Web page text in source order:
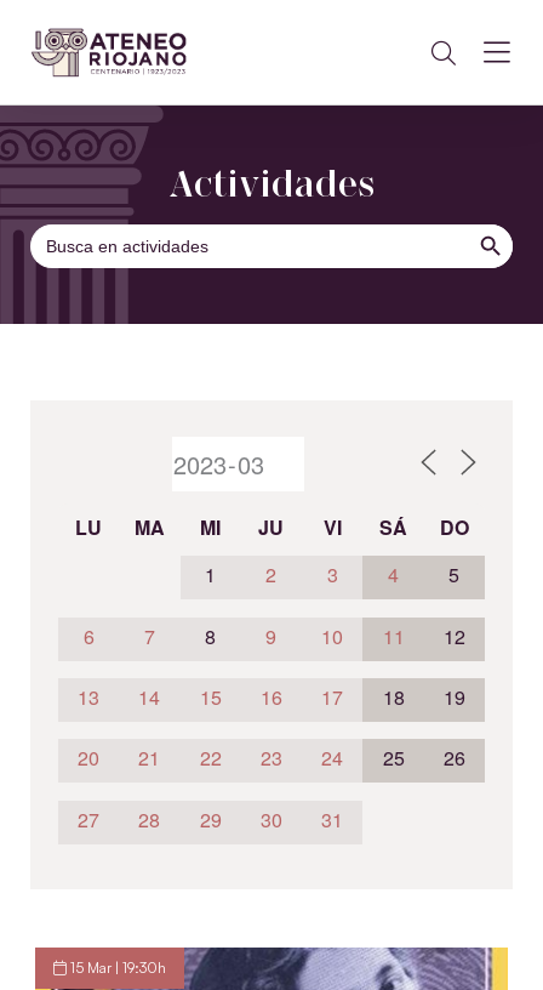
Actividades
Buscar: BOTÓN DE
LU MA MI JU VI SÁ
DO
1
2 3 4 5
6 7 8 9 10 11 12
13 14 15 16 17 18 19
20 21 22 23 24 25 26
27 28 29 30 31
15 Mar | 19:30h